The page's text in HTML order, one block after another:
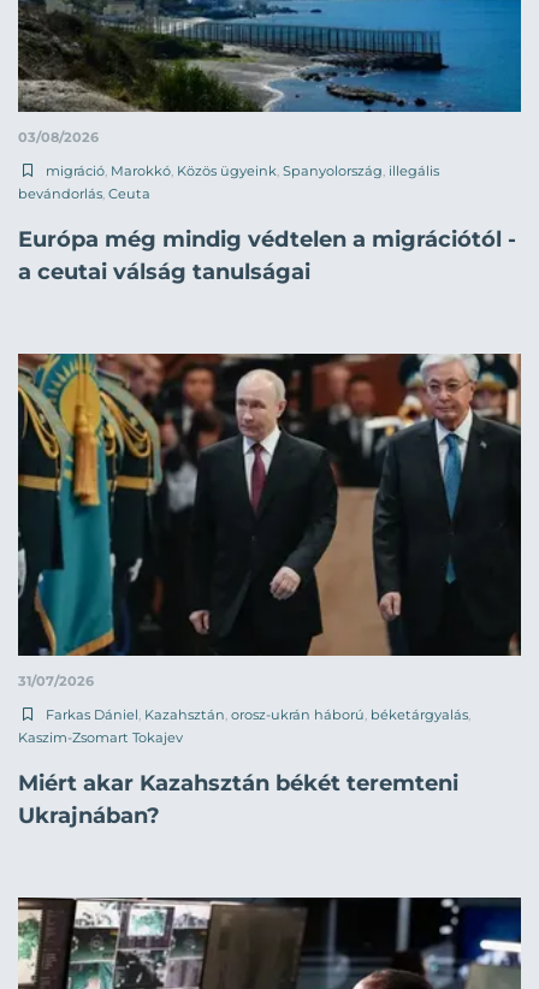
03/08/2026
migráció, Marokkó, Közös ügyeink, Spanyolország, illegális
bevándorlás, Ceuta
Európa még mindig védtelen a migrációtól -
a ceutai válság tanulságai
31/07/2026
Farkas Dániel, Kazahsztán, orosz-ukrán háború, béketárgyalás,
Kaszim-Zsomart Tokajev
Miért akar Kazahsztán békét teremteni
Ukrajnában?